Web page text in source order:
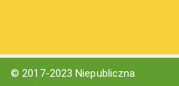
© 2017-2023 Niepubliczna